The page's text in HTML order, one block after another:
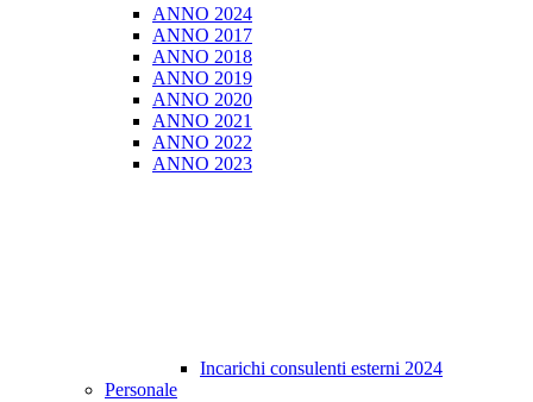
ANNO 2024
ANNO 2017
ANNO 2018
ANNO 2019
ANNO 2020
ANNO 2021
ANNO 2022
ANNO 2023
Incarichi consulenti esterni 2024
Personale